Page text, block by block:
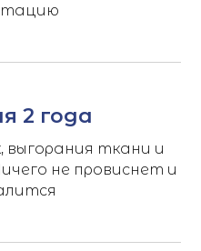
2 года
ткани и
не провиснет и